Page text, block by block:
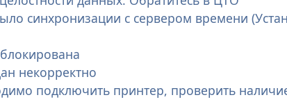
синхронизации с сервером времени
некорректно
подключить принтер, проверить